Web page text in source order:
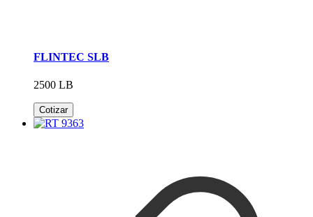
FLINTEC SLB
2500 LB
Cotizar